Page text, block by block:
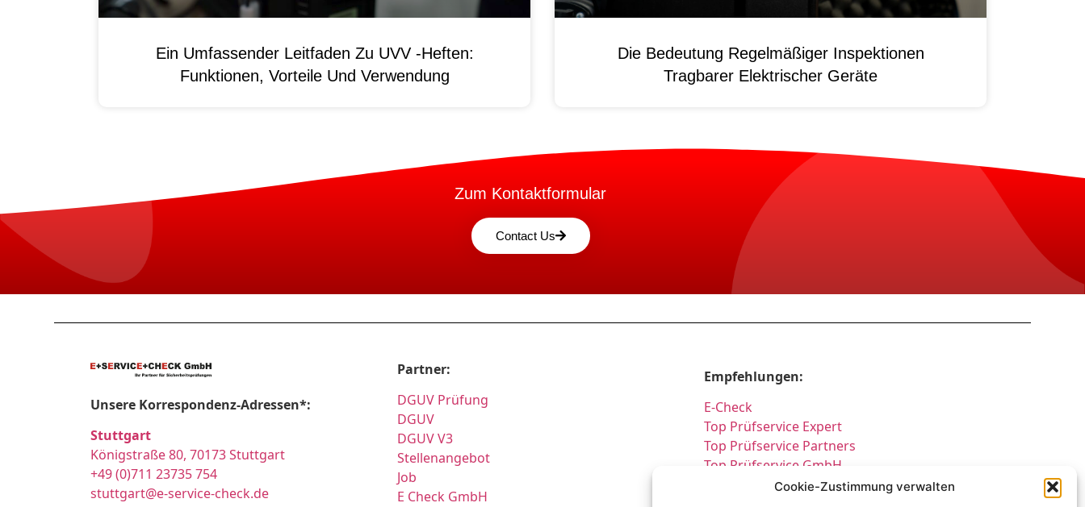
Cookie-Zustimmung verwalten
Ein Umfassender Leitfaden Zu UVV -Heften:
Funktionen, Vorteile Und Verwendung
Die Bedeutung Regelmäßiger Inspektionen
Tragbarer Elektrischer Geräte
Zum Kontaktformular
Contact Us
Unsere Korrespondenz-Adressen*:
Stuttgart
Königstraße 80, 70173 Stuttgart
+49 (0)711 23735 754
stuttgart@e-service-check.de
Partner:
DGUV Prüfung
DGUV
DGUV V3
Stellenangebot
Job
E Check GmbH
Empfehlungen:
E-Check
Top Prüfservice Expert
Top Prüfservice Partners
Top Prüfservice GmbH
Prüfung DGUV3 GmbH